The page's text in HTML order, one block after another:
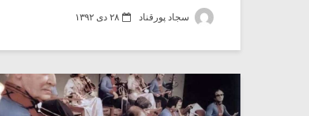
سجاد پورقناد ۲۸ دی ۱۳۹۲